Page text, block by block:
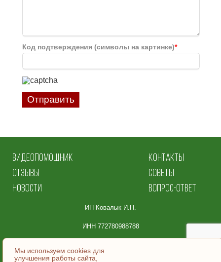
Код подтверждения (символы на картинке)*
Отправить
ВИДЕОПОМОЩНИК
ОТЗЫВЫ
НОВОСТИ
КОНТАКТЫ
СОВЕТЫ
ВОПРОС-ОТВЕТ
ИП Ковалык И.П.
ИНН 772780988788
Мы используем cookies для
улучшения работы сайта,